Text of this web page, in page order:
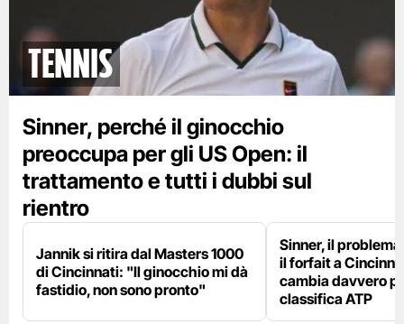
tennis
Sinner, perché il ginocchio
preoccupa per gli US Open: il
trattamento e tutti i dubbi sul
rientro
Jannik si ritira dal Masters 1000
di Cincinnati: "Il ginocchio mi dà
fastidio, non sono pronto"
Sinner, il
il forfait a
cambia davvero
classifica ATP